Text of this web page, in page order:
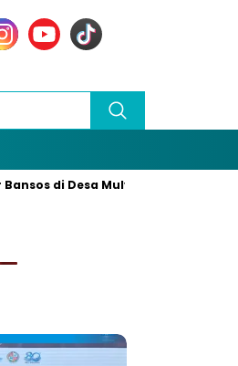
di Desa Mulya Agung, Rangkaian